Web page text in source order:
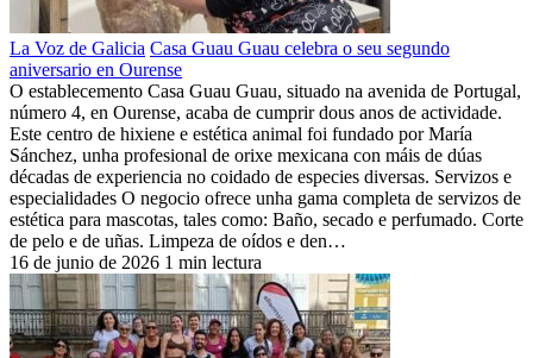
La Voz de Galicia Casa Guau Guau celebra o seu segundo
aniversario en Ourense
O establecemento Casa Guau Guau, situado na avenida de Portugal,
número 4, en Ourense, acaba de cumprir dous anos de actividade.
Este centro de hixiene e estética animal foi fundado por María
Sánchez, unha profesional de orixe mexicana con máis de dúas
décadas de experiencia no coidado de especies diversas. Servizos e
especialidades O negocio ofrece unha gama completa de servizos de
estética para mascotas, tales como: Baño, secado e perfumado. Corte
de pelo e de uñas. Limpeza de oídos e den…
16 de junio de 2026 1 min lectura